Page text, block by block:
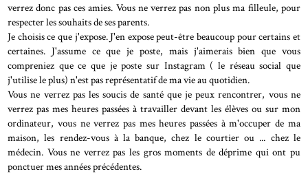
verrez donc pas ces amies. Vous ne verrez pas non plus ma filleule, pour
respecter les souhaits de ses parents.
Je choisis ce que j'expose. J'en expose peut-être beaucoup pour certains et
certaines. J'assume ce que je poste, mais j'aimerais bien que vous
compreniez que ce que je poste sur Instagram ( le réseau social que
j'utilise le plus) n'est pas représentatif de ma vie au quotidien.
Vous ne verrez pas les soucis de santé que je peux rencontrer, vous ne
verrez pas mes heures passées à travailler devant les élèves ou sur mon
ordinateur, vous ne verrez pas mes heures passées à m'occuper de ma
maison, les rendez-vous à la banque, chez le courtier ou ... chez le
médecin. Vous ne verrez pas les gros moments de déprime qui ont pu
ponctuer mes années précédentes.